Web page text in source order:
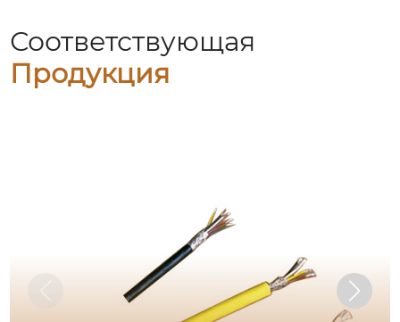
Соответствующая
Продукция